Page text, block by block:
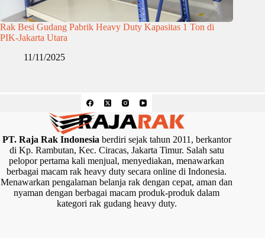
Rak Besi Gudang Pabrik Heavy Duty Kapasitas 1 Ton di
PIK-Jakarta Utara
11/11/2025
PT. Raja Rak Indonesiaberdiri sejak tahun 2011, berkantor
di Kp. Rambutan, Kec. Ciracas, Jakarta Timur. Salah satu
pelopor pertama kali menjual, menyediakan, menawarkan
berbagai macam rak heavy duty secara online di Indonesia.
Menawarkan pengalaman belanja rak dengan cepat, aman dan
nyaman dengan berbagai macam produk-produk dalam
kategori rak gudang heavy duty.